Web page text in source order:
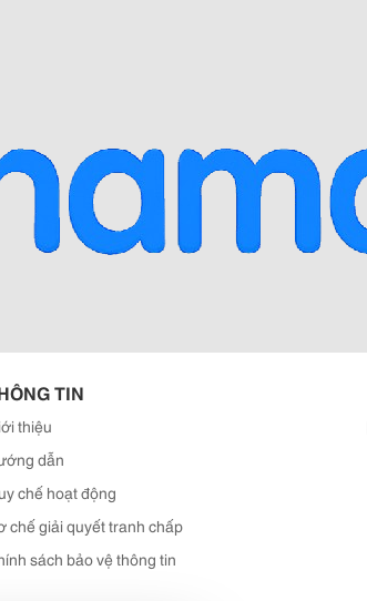
TIN
thiệu
dẫn
chế hoạt động
chế giải quyết tranh chấp
sách bảo vệ thông tin